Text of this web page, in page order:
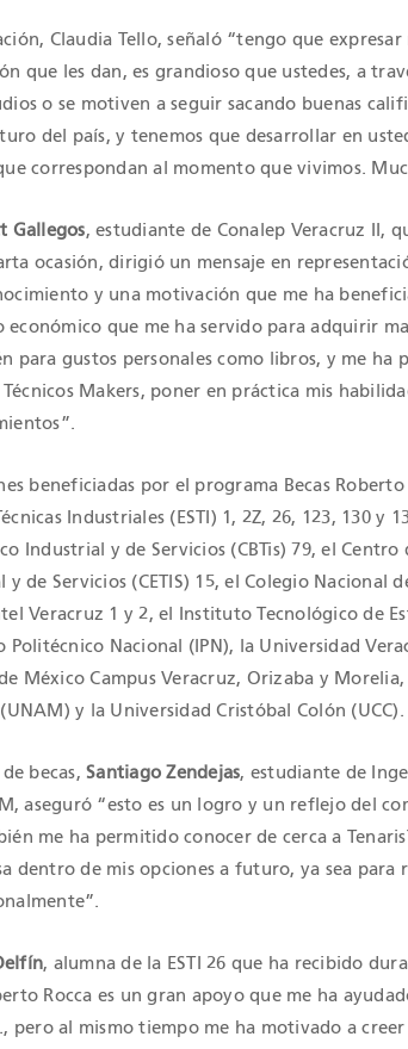
Claudia Tello, señaló “tengo que
que les dan, es grandioso que ustedes, a
o se motiven a seguir sacando buenas
del país, y tenemos que desarrollar en
correspondan al momento que vivimos.
Gallegos, estudiante de Conalep Veracruz II,
ocasión, dirigió un mensaje en
y una motivación que me ha
económico que me ha servido para adquirir
para gustos personales como libros, y me ha
Makers, poner en práctica mis
beneficiadas por el programa Becas
Industriales (ESTI) 1, 2Z, 26, 123, 130 y
Industrial y de Servicios (CBTis) 79, el Centro
de Servicios (CETIS) 15, el Colegio Nacional
Veracruz 1 y 2, el Instituto Tecnológico de
Nacional (IPN), la Universidad
México Campus Veracruz, Orizaba y
y la Universidad Cristóbal Colón (UCC).
becas,Santiago Zendejas, estudiante de
aseguró “esto es un logro y un reflejo del
me ha permitido conocer de cerca a
dentro de mis opciones a futuro, ya sea para
, alumna de la ESTI 26 que ha recibido
Rocca es un gran apoyo que me ha
pero al mismo tiempo me ha motivado a